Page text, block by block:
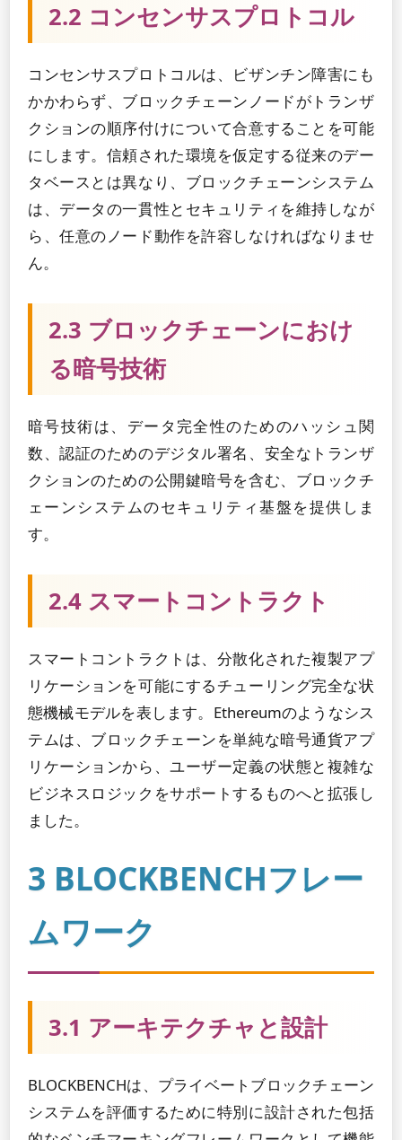
2.2 コンセンサスプロトコル
コンセンサスプロトコルは、ビザンチン障害にも
かかわらず、ブロックチェーンノードがトランザ
クションの順序付けについて合意することを可能
にします。信頼された環境を仮定する従来のデー
タベースとは異なり、ブロックチェーンシステム
は、データの一貫性とセキュリティを維持しなが
ら、任意のノード動作を許容しなければなりませ
ん。
2.3 ブロックチェーンにおけ
る暗号技術
暗号技術は、データ完全性のためのハッシュ関
数、認証のためのデジタル署名、安全なトランザ
クションのための公開鍵暗号を含む、ブロックチ
ェーンシステムのセキュリティ基盤を提供しま
す。
2.4 スマートコントラクト
スマートコントラクトは、分散化された複製アプ
リケーションを可能にするチューリング完全な状
態機械モデルを表します。Ethereumのようなシス
テムは、ブロックチェーンを単純な暗号通貨アプ
リケーションから、ユーザー定義の状態と複雑な
ビジネスロジックをサポートするものへと拡張し
ました。
3 BLOCKBENCHフレー
ムワーク
3.1 アーキテクチャと設計
BLOCKBENCHは、プライベートブロックチェーン
システムを評価するために特別に設計された包括